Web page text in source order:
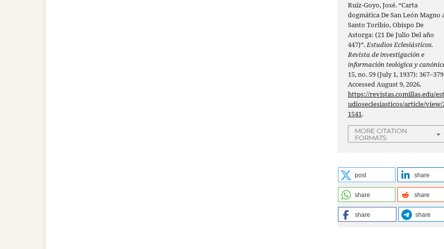
Ruiz-Goyo, José. “Carta
dogmática De San León Magno
Santo Toribio, Obispo De
Astorga: (21 De Julio Del año
447)”.Estudios Eclesiásticos.
Revista de investigación e
información teológica y
15, no. 59 (July 1, 1937):
Accessed August 9, 2026.
https://revistas.comillas.edu/est
udioseclesiasticos/article/view/
1541.
MORE CITATION
FORMATS
post share
share share
share share